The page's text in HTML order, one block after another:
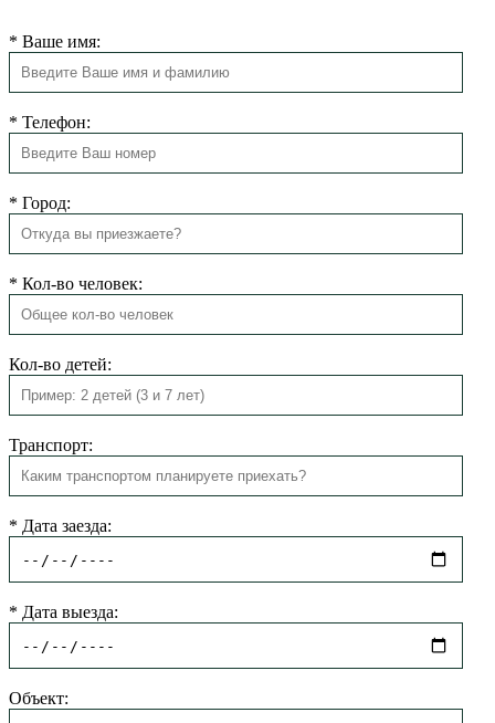
* Ваше имя:
* Телефон:
* Город:
* Кол-во человек:
Кол-во детей:
Транспорт:
* Дата заезда:
* Дата выезда:
Объект: